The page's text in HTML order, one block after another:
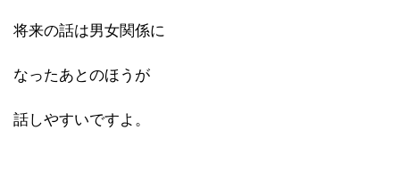
将来の話は男女関係に
なったあとのほうが
話しやすいですよ。